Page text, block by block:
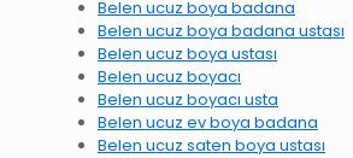
Belen ucuz boya badana
Belen ucuz boya badana ustası
Belen ucuz boya ustası
Belen ucuz boyacı
Belen ucuz boyacı usta
Belen ucuz ev boya badana
Belen ucuz saten boya ustası